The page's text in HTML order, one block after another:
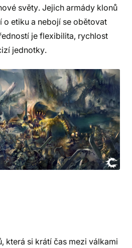
světy. Jejich armády klonů
o etiku a nebojí se obětovat
je flexibilita, rychlost
jednotky.
která si krátí čas mezi válkami